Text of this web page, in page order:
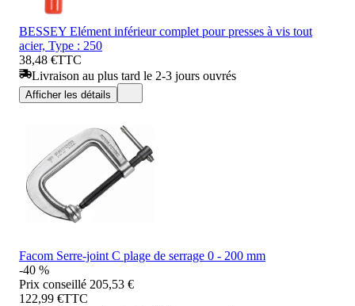
BESSEY Elément inférieur complet pour presses à vis tout
acier, Type : 250
38,48 €TTC
Livraison au plus tard le 2-3 jours ouvrés
Afficher les détails
Facom Serre-joint C plage de serrage 0 - 200 mm
-40 %
Prix conseillé 205,53 €
122,99 €TTC